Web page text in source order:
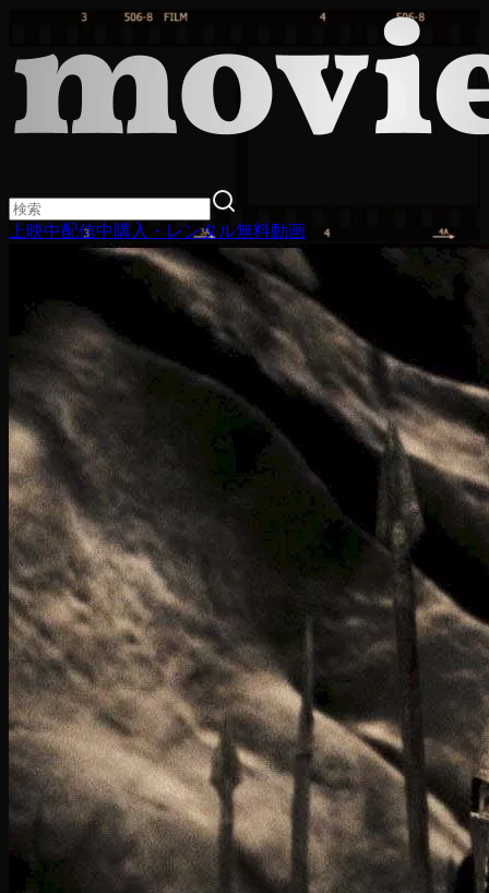
上映中配信中購入・レンタル無料動画